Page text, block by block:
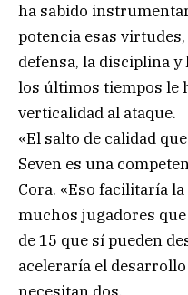
ha sabido
potencia esas
defensa, la disciplina y
los últimos tiempos le
verticalidad al ataque.
«El salto de calidad
Seven es una
Cora. «Eso facilitaría
muchos jugadores
de 15 que sí pueden
aceleraría el